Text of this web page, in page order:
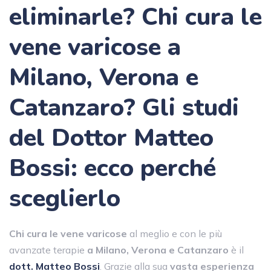
eliminarle? Chi cura le
vene varicose a
Milano, Verona e
Catanzaro? Gli studi
del Dottor Matteo
Bossi: ecco perché
sceglierlo
Chi cura le vene varicose al meglio e con le più
avanzate terapie a Milano, Verona e Catanzaro è il
dott. Matteo Bossi. Grazie alla sua vasta esperienza